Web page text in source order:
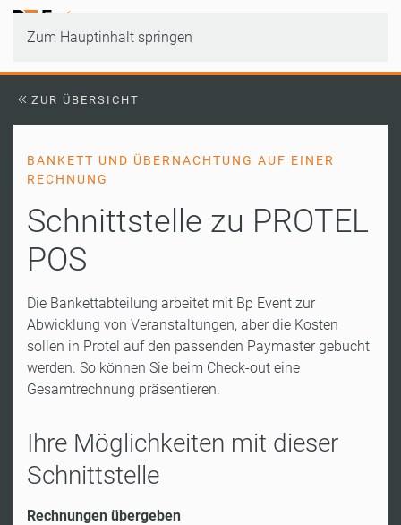
Zum Hauptinhalt springen
ZUR ÜBERSICHT
BANKETT UND ÜBERNACHTUNG AUF EINER
RECHNUNG
Schnittstelle zu PROTEL
POS
Die Bankettabteilung arbeitet mit Bp Event zur
Abwicklung von Veranstaltungen, aber die Kosten
sollen in Protel auf den passenden Paymaster gebucht
werden. So können Sie beim Check-out eine
Gesamtrechnung präsentieren.
Ihre Möglichkeiten mit dieser
Schnittstelle
Rechnungen übergeben